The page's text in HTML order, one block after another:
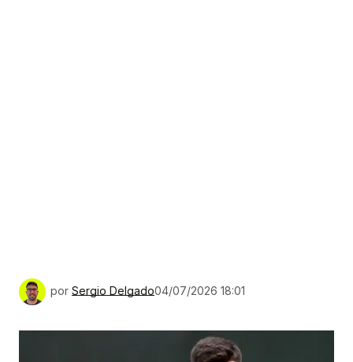
por Sergio Delgado04/07/2026 18:01